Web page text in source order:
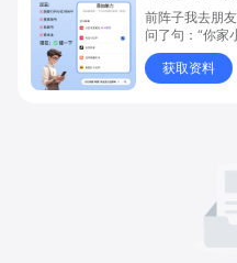
前阵子我去朋
问了句：“你家
一个小卡片说
——跳转、加载
获取资料